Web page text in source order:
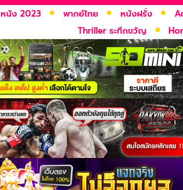
หนัง 2023 พากย์ไทย หนังฝรั่ง
Thriller ระทึกขวัญ